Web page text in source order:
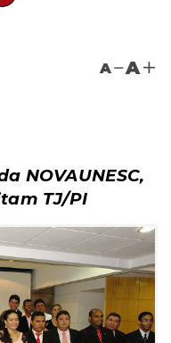
A A
NOVAUNESC,
TJ/PI